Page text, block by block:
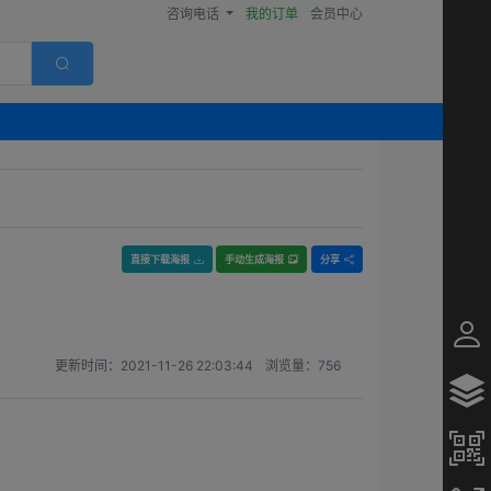
咨询电话 我的订单 会员中心
直接下载海报 手动生成海报 分享
更新时间： 2021-11-26 22:03:44 浏览量： 756